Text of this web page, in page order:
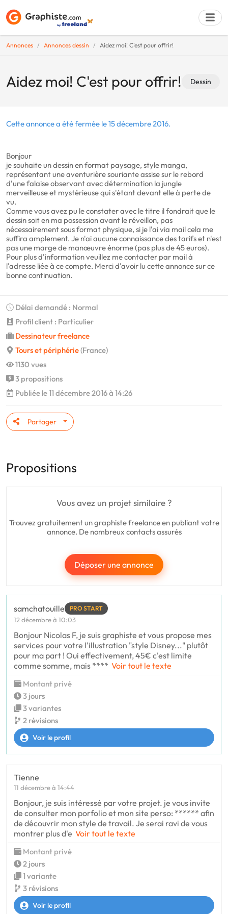
Annonces Annonces dessin Aidez moi! C'est pour offrir!
Aidez moi! C'est pour offrir! Dessin
Cette annonce a été fermée le 15 décembre 2016.
Bonjour
je souhaite un dessin en format paysage, style manga,
représentant une aventurière souriante assise sur le rebord
d'une falaise observant avec détermination la jungle
merveilleuse et mystérieuse qui s'étant devant elle à perte de
vu.
Comme vous avez pu le constater avec le titre il fondrait que le
dessin soit en ma possession avant le réveillon, pas
nécessairement sous format physique, si je l'ai via mail cela me
suffira amplement. Je n'ai aucune connaissance des tarifs et n'est
pas une marge de manœuvre énorme (pas plus de 45 euros).
Pour plus d'information veuillez me contacter par mail à
l'adresse liée à ce compte. Merci d'avoir lu cette annonce sur ce
bonne continuation.
Délai demandé : Normal
Profil client : Particulier
Dessinateur freelance
Tours et périphérie(France)
1130 vues
3 propositions
Publiée le 11 décembre 2016 à 14:26
Partager
Propositions
Vous avez un projet similaire ?
Trouvez gratuitement un graphiste freelance en publiant votre
annonce. De nombreux contacts assurés
Déposer une annonce
samchatouille PRO START
12 décembre à 10:03
Bonjour Nicolas F, je suis graphiste et vous propose mes
services pour votre l'illustration "style Disney..." plutôt
pour ma part ! Oui effectivement, 45€ c'est limite
comme somme, mais **** Voir tout le texte
Montant privé
3 jours
3 variantes
2 révisions
Voir le profil
Tienne
11 décembre à 14:44
Bonjour, je suis intéressé par votre projet. je vous invite
de consulter mon porfolio et mon site perso: ****** afin
de découvrir mon style de travail. Je serai ravi de vous
montrer plus d'e Voir tout le texte
Montant privé
2 jours
1 variante
3 révisions
Voir le profil